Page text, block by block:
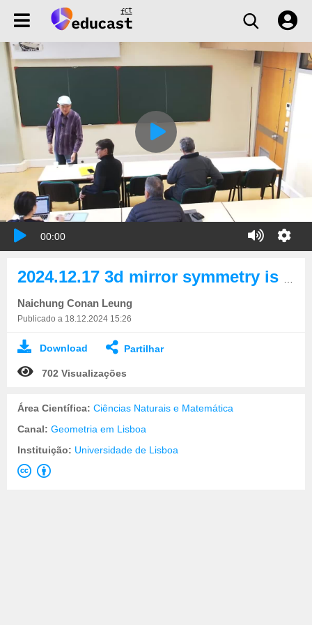
00:00
Naichung Conan Leung
Publicado a 18.12.2024 15:26
Download Partilhar
702 Visualizações
Área Científica: Ciências Naturais e Matemática
Canal: Geometria em Lisboa
Instituição: Universidade de Lisboa